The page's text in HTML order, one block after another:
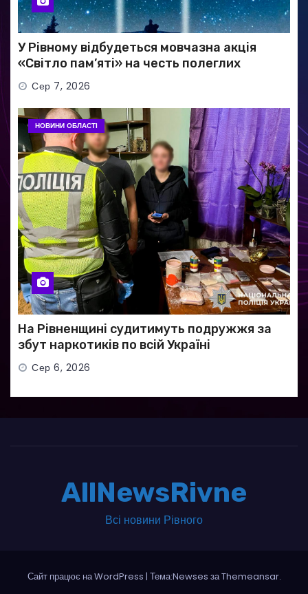
У Рівному відбудеться мовчазна акція
«Світло пам’яті» на честь полеглих
Захисників
Сер 7, 2026
НОВИНИ ОБЛАСТІ
На Рівненщині судитимуть подружжя за
збут наркотиків по всій Україні
Сер 6, 2026
AllNewsRivne
Всі новини Рівного
Сайт працює на WordPress | Тема:Newses заThemeansar.